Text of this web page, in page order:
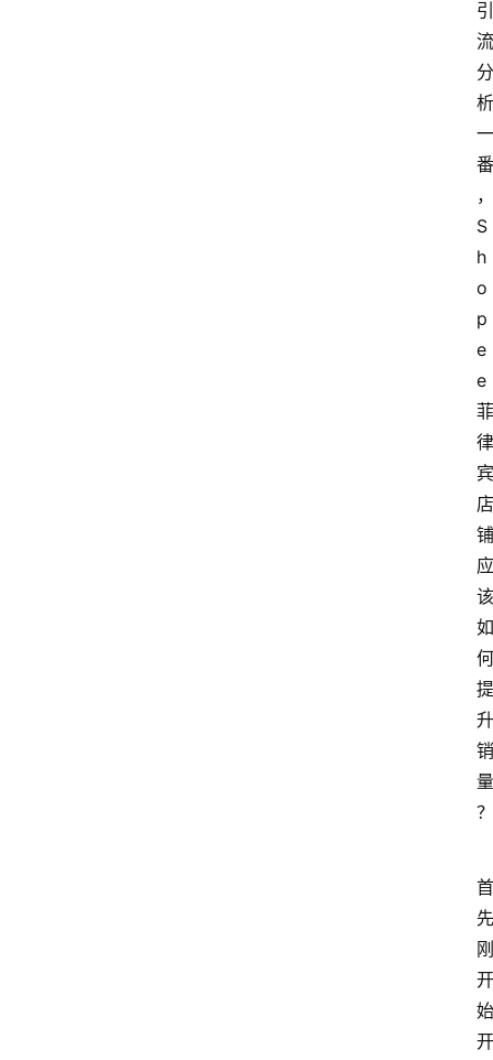
引
流
分
析
一
番
，
S
h
o
p
e
e
菲
律
宾
店
铺
应
该
如
何
提
升
销
量
？
首
先
刚
开
始
开